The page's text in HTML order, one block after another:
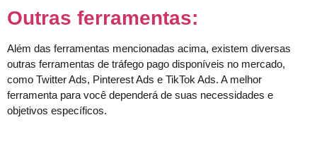
Outras ferramentas:
Além das ferramentas mencionadas acima, existem diversas
outras ferramentas de tráfego pago disponíveis no mercado,
como Twitter Ads, Pinterest Ads e TikTok Ads. A melhor
ferramenta para você dependerá de suas necessidades e
objetivos específicos.